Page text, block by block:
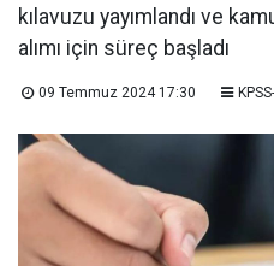
kılavuzu yayımlandı ve
alımı için süreç başladı
09 Temmuz 2024 17:30